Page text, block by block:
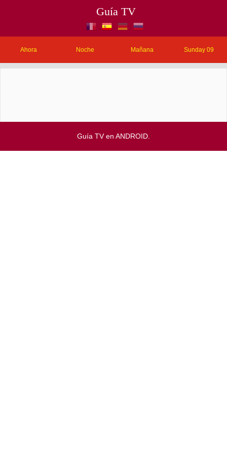
Guía TV
Ahora Noche Mañana Sunday 09
Guía TV en ANDROID.